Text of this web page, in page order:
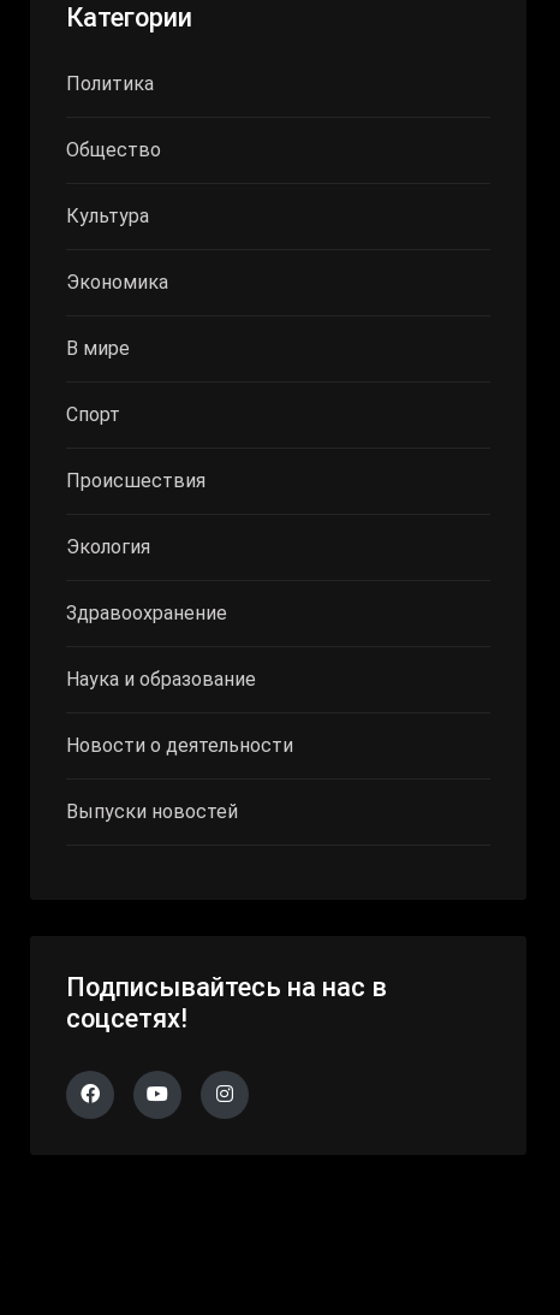
Категории
Политика
Общество
Культура
Экономика
В мире
Спорт
Происшествия
Экология
Здравоохранение
Наука и образование
Новости о деятельности
Выпуски новостей
Подписывайтесь на нас в
соцсетях!